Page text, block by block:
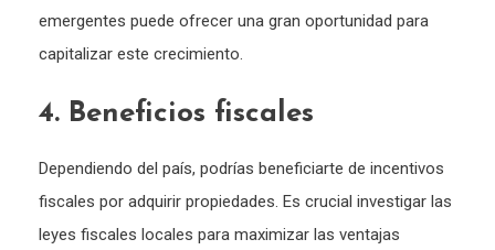
emergentes puede ofrecer una gran oportunidad para
capitalizar este crecimiento.
4. Beneficios fiscales
Dependiendo del país, podrías beneficiarte de incentivos
fiscales por adquirir propiedades. Es crucial investigar las
leyes fiscales locales para maximizar las ventajas